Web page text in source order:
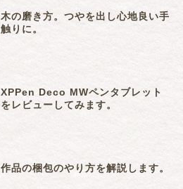
木の磨き方。つやを出し心地良い手
触りに。
XPPen Deco MWペンタブレット
をレビューしてみます。
作品の梱包のやり方を解説します。